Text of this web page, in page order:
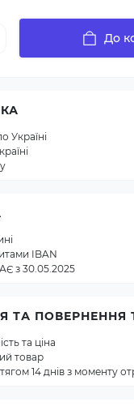
До
Україні
IBAN
з 30.05.2025
ТА ПОВЕРНЕННЯ
та ціна
товар
14 днів з моменту